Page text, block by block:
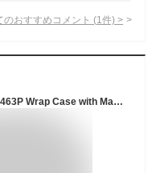
のおすすめコメント (1 件) >
LANVIN COLLECTION LCBLKWPCWIP2463P Wrap Case with MagSafe Card Wallet for iPhone16 Pro Black